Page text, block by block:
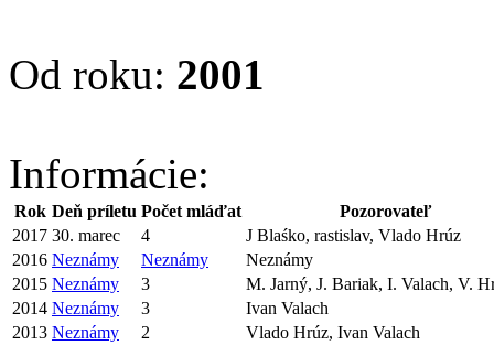
Od roku: 2001
Informácie:
Rok Deň príletu Počet mláďat
Pozorovateľ
2017 30. marec 4
J Blaśko, rastislav, Vlado Hrúz
2016 Neznámy Neznámy
Neznámy
2015 Neznámy 3
M. Jarný, J. Bariak, I. Valach, V.
2014 Neznámy 3
Ivan Valach
2013 Neznámy 2
Vlado Hrúz, Ivan Valach